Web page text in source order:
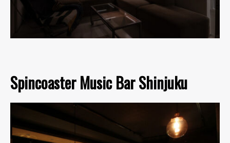
Spincoaster Music Bar Shinjuku